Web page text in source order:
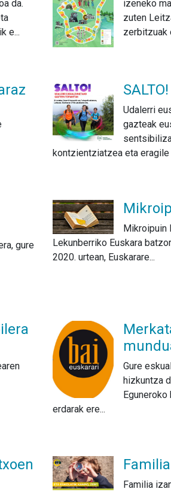
da.
e...
izeneko
zuten
zerbitzuak
Udalerri
gazteak
kontzientziatzea eta eragile
gure
Mikroipuin
Lekunberriko Euskara
2020. urtean, Euskarare...
Gure
hizkuntza
erdarak ere...
Familia